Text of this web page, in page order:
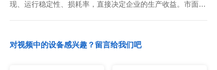
现、运行稳定性、损耗率，直接决定企业的生产收益。市面上
低损耗的核心优势，优化诸多行业痛点，成为湖南、湖北、三
对视频中的设备感兴趣？留言给我们吧